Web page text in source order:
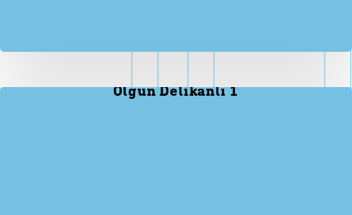
Olgun Delikanlı 1